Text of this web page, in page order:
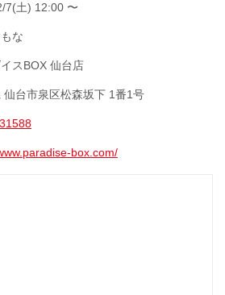
7(土) 12:00 〜
な
スBOX 仙台店
仙台市泉区松森坂下 1番1号
box.com/